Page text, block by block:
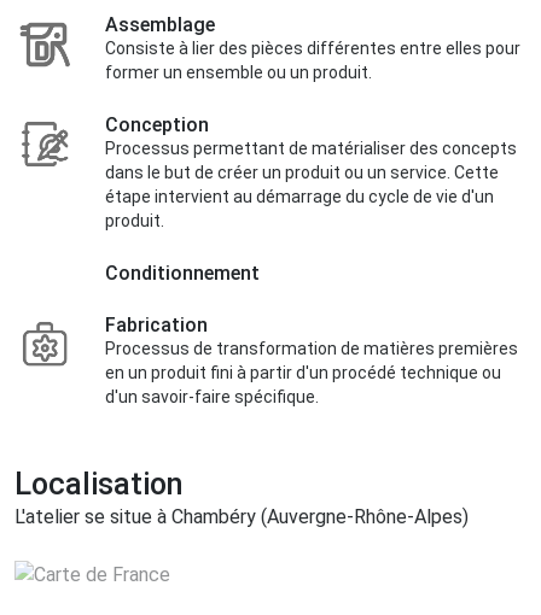
Assemblage
Consiste à lier des pièces différentes entre elles pour
former un ensemble ou un produit.
Conception
Processus permettant de matérialiser des concepts
dans le but de créer un produit ou un service. Cette
étape intervient au démarrage du cycle de vie d'un
produit.
Conditionnement
Fabrication
Processus de transformation de matières premières
en un produit fini à partir d'un procédé technique ou
d'un savoir-faire spécifique.
Localisation
L'atelier se situe à Chambéry (Auvergne-Rhône-Alpes)